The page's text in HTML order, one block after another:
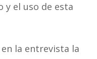
y el uso de esta
la entrevista la